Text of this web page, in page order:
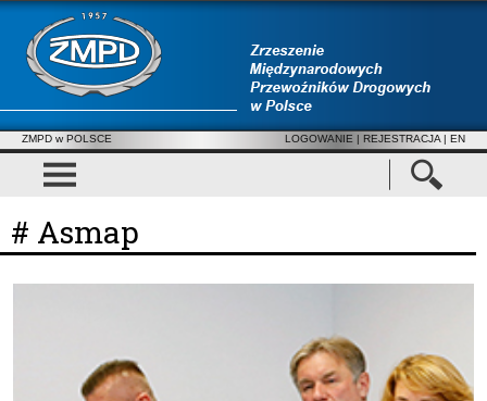
ZMPD w POLSCE LOGOWANIE | REJESTRACJA | EN
# Asmap